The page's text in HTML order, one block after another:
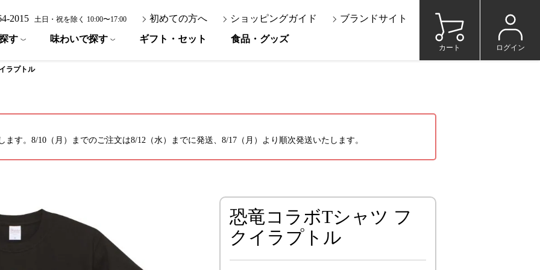
2015 土日・祝を除く 10:00〜17:00 初めての方へ ショッピングガイド
ブランドサイト
す
味わいで探す ギフト・セット 食品・グッズ
カート ログイン
ラプトル
ます。8/10（月）までのご注文は8/12（水）までに発送、8/17（月）より順次発送いたします。
恐竜コラボTシャツ フ
クイラプトル